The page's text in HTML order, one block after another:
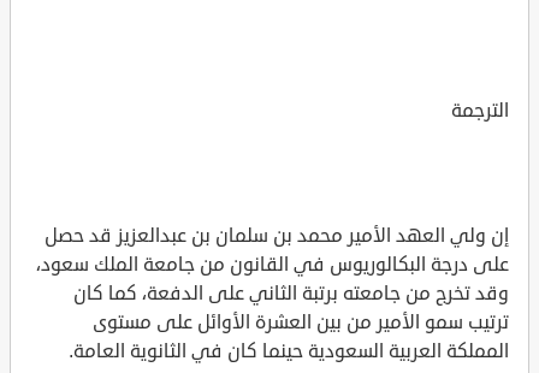
الترجمة
إن ولي العهد الأمير محمد بن سلمان بن عبدالعزيز قد حصل
على درجة البكالوريوس في القانون من جامعة الملك سعود،
وقد تخرج من جامعته برتبة­ الثاني على الدفعة، كما كان
ترتيب سمو الأمير من بين العشرة الأوائل على مستوى
المملكة العربية السعودية حينما كان في الثانوية العامة.